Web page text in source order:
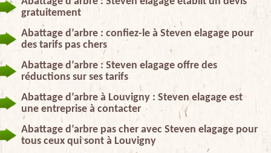
gratuitement
Abattage d’arbre : confiez-le à Steven elagage pour
des tarifs pas chers
Abattage d’arbre : Steven elagage offre des
réductions sur ses tarifs
Abattage d’arbre à Louvigny : Steven elagage est
une entreprise à contacter
Abattage d’arbre pas cher avec Steven elagage pour
tous ceux qui sont à Louvigny